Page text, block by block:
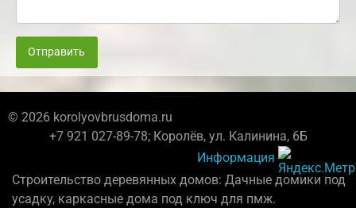
Отправить
© 2026 korolyovbrusdoma.ru
+7 921 027-89-78; Королёв, ул. Калинина, 6Б
Информация
Строительство деревянных домов: Дачные домики под
усадку, каркасные дома под ключ для пмж.